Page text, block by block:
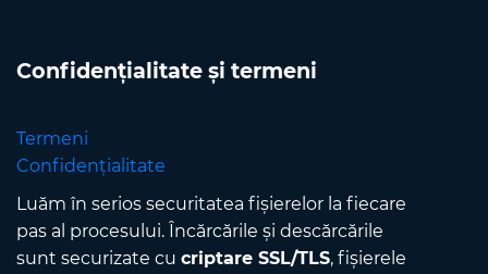
Confidențialitate și termeni
Termeni
Confidențialitate
Luăm în serios securitatea fișierelor la fiecare
pas al procesului. Încărcările și descărcările
sunt securizate cu criptare SSL/TLS, fișierele